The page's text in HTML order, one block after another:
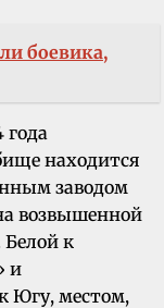
боевика,
года
находится
заводом
возвышенной
Белой к
и
Югу, местом,